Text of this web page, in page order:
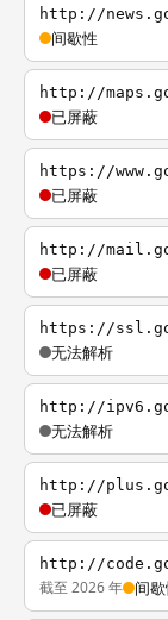
http://
间歇性
http://
已屏蔽
https://
已屏蔽
http://
已屏蔽
https://
无法解析
http://
无法解析
http://
已屏蔽
http://
截至 2026 年 间